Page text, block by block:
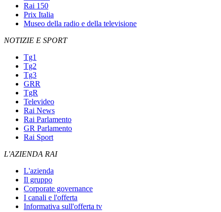
Rai 150
Prix Italia
Museo della radio e della televisione
NOTIZIE E SPORT
Tg1
Tg2
Tg3
GRR
TgR
Televideo
Rai News
Rai Parlamento
GR Parlamento
Rai Sport
L'AZIENDA RAI
L'azienda
Il gruppo
Corporate governance
I canali e l'offerta
Informativa sull'offerta tv